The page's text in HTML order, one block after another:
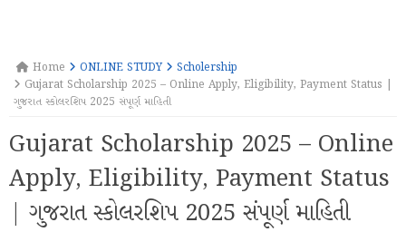
Home ONLINE STUDY
Scholership
Gujarat Scholarship 2025 – Online Apply, Eligibility, Payment Status |
ગુજરાત સ્કોલરશિપ 2025 સંપૂર્ણ માહિતી
Gujarat Scholarship 2025 – Online
Apply, Eligibility, Payment Status
| ગુજરાત સ્કોલરશિપ 2025 સંપૂર્ણ માહિતી